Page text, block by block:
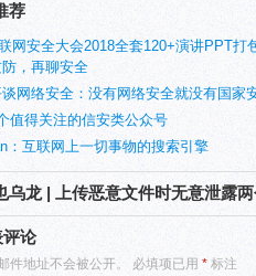
荐
网安全大会2018全套120+演讲PPT打
，再聊安全
网络安全：没有网络安全就没有国家
值得关注的信安类公众号
：互联网上一切事物的搜索引擎
乌龙 | 上传恶意文件时无意泄露
评论
件地址不会被公开。 必填项已用 * 标注